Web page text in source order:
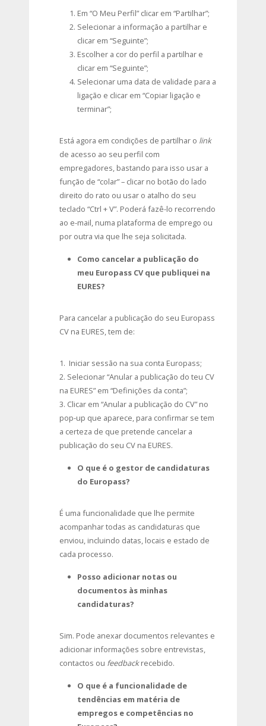
Em “O Meu Perfil” clicar em “Partilhar”;
Selecionar a informação a partilhar e
clicar em “Seguinte”;
Escolher a cor do perfil a partilhar e
clicar em “Seguinte”;
Selecionar uma data de validade para a
ligação e clicar em “Copiar ligação e
terminar”;
Está agora em condições de partilhar o link
de acesso ao seu perfil com
empregadores, bastando para isso usar a
função de “colar” – clicar no botão do lado
direito do rato ou usar o atalho do seu
teclado “Ctrl + V”. Poderá fazê-lo recorrendo
ao e-mail, numa plataforma de emprego ou
por outra via que lhe seja solicitada.
Como cancelar a publicação do
meu Europass CV que publiquei na
EURES?
Para cancelar a publicação do seu Europass
CV na EURES, tem de:
1. Iniciar sessão na sua conta Europass;
2. Selecionar “Anular a publicação do teu CV
na EURES” em “Definições da conta”;
3. Clicar em “Anular a publicação do CV” no
pop-up que aparece, para confirmar se tem
a certeza de que pretende cancelar a
publicação do seu CV na EURES.
O que é o gestor de candidaturas
do Europass?
É uma funcionalidade que lhe permite
acompanhar todas as candidaturas que
enviou, incluindo datas, locais e estado de
cada processo.
Posso adicionar notas ou
documentos às minhas
candidaturas?
Sim. Pode anexar documentos relevantes e
adicionar informações sobre entrevistas,
contactos ou feedbackrecebido.
O que é a funcionalidade de
tendências em matéria de
empregos e competências no